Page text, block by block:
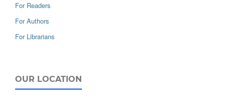
For Readers
For Authors
For Librarians
OUR LOCATION